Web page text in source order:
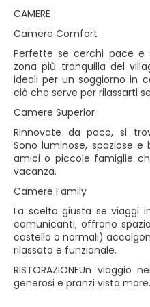
CAMERE
Camere Comfort
Perfette se cerchi pace e
zona più tranquilla del
ideali per un soggiorno in
ciò che serve per rilassarti
Camere Superior
Rinnovate da poco, si
Sono luminose, spaziose
amici o piccole famiglie
vacanza.
Camere Family
La scelta giusta se viaggi
comunicanti, offrono
castello o normali)
rilassata e funzionale.
RISTORAZIONEUn
generosi e pranzi vista mare.